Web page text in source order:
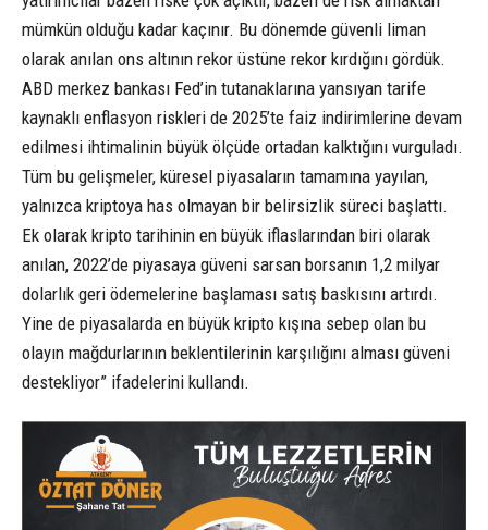
mümkün olduğu kadar kaçınır. Bu dönemde güvenli liman
olarak anılan ons altının rekor üstüne rekor kırdığını gördük.
ABD merkez bankası Fed’in tutanaklarına yansıyan tarife
kaynaklı enflasyon riskleri de 2025’te faiz indirimlerine devam
edilmesi ihtimalinin büyük ölçüde ortadan kalktığını vurguladı.
Tüm bu gelişmeler, küresel piyasaların tamamına yayılan,
yalnızca kriptoya has olmayan bir belirsizlik süreci başlattı.
Ek olarak kripto tarihinin en büyük iflaslarından biri olarak
anılan, 2022’de piyasaya güveni sarsan borsanın 1,2 milyar
dolarlık geri ödemelerine başlaması satış baskısını artırdı.
Yine de piyasalarda en büyük kripto kışına sebep olan bu
olayın mağdurlarının beklentilerinin karşılığını alması güveni
destekliyor” ifadelerini kullandı.